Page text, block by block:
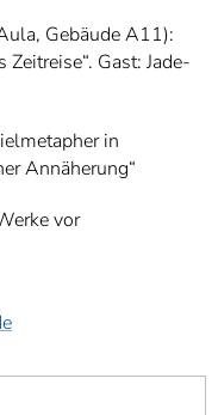
Gebäude A11):
Gast: Jade-
in
Annäherung“
vor